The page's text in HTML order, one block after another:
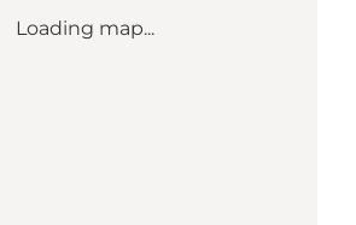
Loading map...